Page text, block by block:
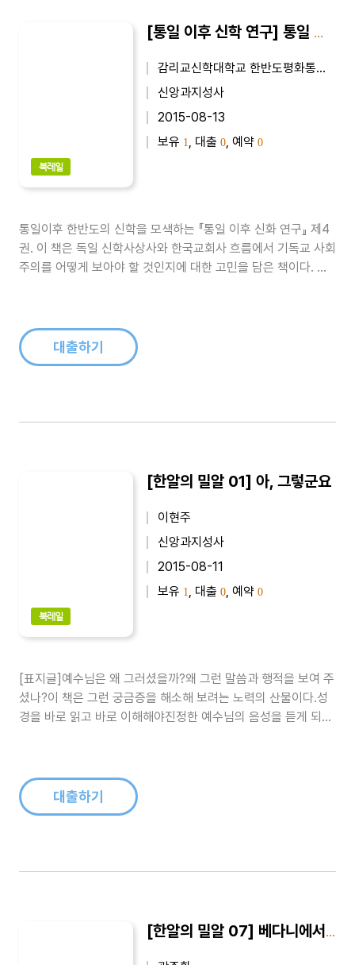
북레일
[통일 이후 신학 연구] 통일 이후 신학 연구 4
감리교신학대학교 한반도평화통일신학연구소
신앙과지성사
2015-08-13
보유 1 , 대출 0 , 예약 0
통일이후 한반도의 신학을 모색하는 『통일 이후 신화 연구』 제4
권. 이 책은 독일 신학사상사와 한국교회사 흐름에서 기독교 사회
주의를 어떻게 보아야 할 것인지에 대한 고민을 담은 책이다. 특
대출하기
북레일
[한알의 밀알 01] 아, 그렇군요
이현주
신앙과지성사
2015-08-11
보유 1 , 대출 0 , 예약 0
[표지글]예수님은 왜 그러셨을까?왜 그런 말씀과 행적을 보여 주
셨나?이 책은 그런 궁금증을 해소해 보려는 노력의 산물이다.성
경을 바로 읽고 바로 이해해야진정한 예수님의 음성을 듣게 되고
대출하기
[한알의 밀알 07] 베다니에서 생긴 일